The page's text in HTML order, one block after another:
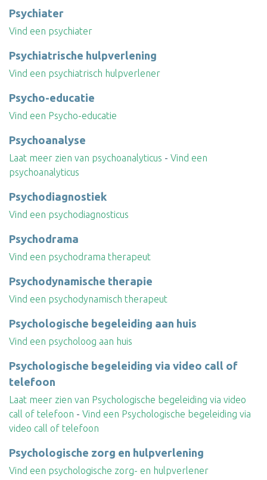
Psychiater
Vind een psychiater
Psychiatrische hulpverlening
Vind een psychiatrisch hulpverlener
Psycho-educatie
Vind een Psycho-educatie
Psychoanalyse
Laat meer zien van psychoanalyticus - Vind een
psychoanalyticus
Psychodiagnostiek
Vind een psychodiagnosticus
Psychodrama
Vind een psychodrama therapeut
Psychodynamische therapie
Vind een psychodynamisch therapeut
Psychologische begeleiding aan huis
Vind een psycholoog aan huis
Psychologische begeleiding via video call of
telefoon
Laat meer zien van Psychologische begeleiding via video
call of telefoon - Vind een Psychologische begeleiding via
video call of telefoon
Psychologische zorg en hulpverlening
Vind een psychologische zorg- en hulpverlener